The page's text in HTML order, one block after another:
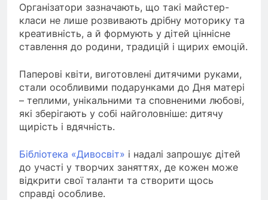
Організатори зазначають, що такі майстер-
класи не лише розвивають дрібну моторику та
креативність, а й формують у дітей ціннісне
ставлення до родини, традицій і щирих емоцій.
Паперові квіти, виготовлені дитячими руками,
стали особливими подарунками до Дня матері
– теплими, унікальними та сповненими любові,
які зберігають у собі найголовніше: дитячу
щирість і вдячність.
Бібліотека «Дивосвіт» і надалі запрошує дітей
до участі у творчих заняттях, де кожен може
відкрити свої таланти та створити щось
справді особливе.